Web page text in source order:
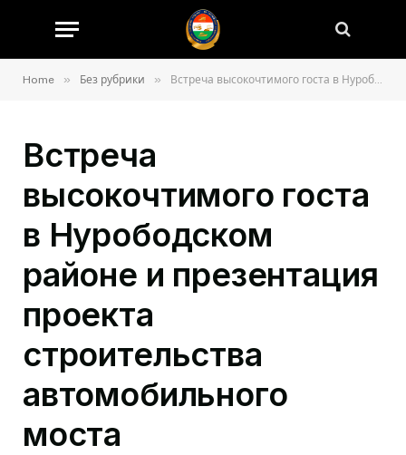
Home » Без рубрики » Встреча высокочтимого госта в Нурободском районе и презентация проекта строительства автомобильного моста
Встреча
высокочтимого госта
в Нурободском
районе и презентация
проекта
строительства
автомобильного
моста